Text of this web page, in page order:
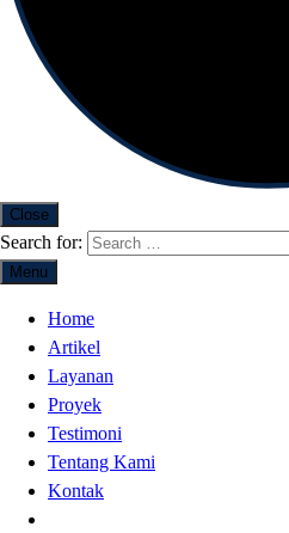
Close
Search for:
Menu
Home
Artikel
Layanan
Proyek
Testimoni
Tentang Kami
Kontak